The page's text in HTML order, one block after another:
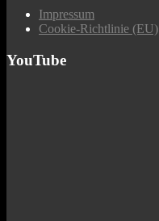
Impressum
Cookie-Richtlinie (EU)
YouTube